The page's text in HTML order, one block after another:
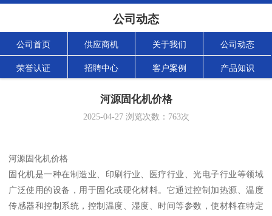
公司动态
公司首页 供应商机 关于我们 公司动态
荣誉认证 招聘中心 客户案例 产品知识
河源固化机价格
2025-04-27浏览次数： 763次
河源固化机价格
固化机是一种在制造业、印刷行业、医疗行业、光电子行业等领域
广泛使用的设备，用于固化或硬化材料。它通过控制加热源、温度
传感器和控制系统，控制温度、湿度、时间等参数，使材料在特定